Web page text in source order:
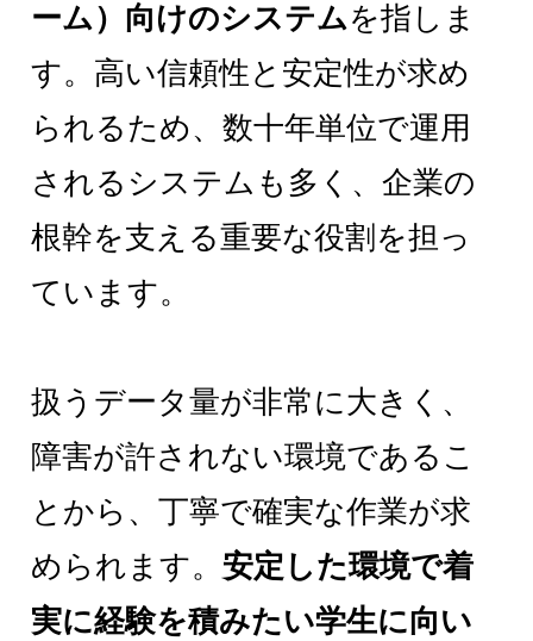
ーム）向けのシステムを指しま
す。高い信頼性と安定性が求め
られるため、数十年単位で運用
されるシステムも多く、企業の
根幹を支える重要な役割を担っ
ています。
扱うデータ量が非常に大きく、
障害が許されない環境であるこ
とから、丁寧で確実な作業が求
められます。 安定した環境で着
実に経験を積みたい学生に向い